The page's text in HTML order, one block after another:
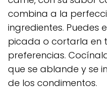
combina a la
ingredientes. Puedes
picada o cortarla en
preferencias.
que se ablande y se
de los condimentos.